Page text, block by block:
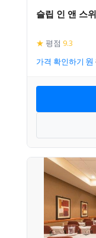
슬립 인 앤 스
★ 평점 9.3
가격 확인하기